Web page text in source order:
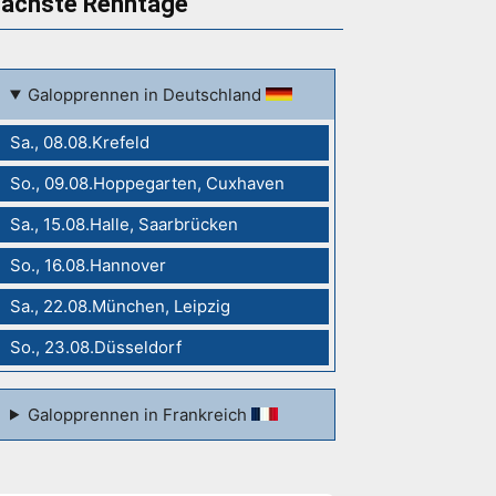
Galopprennen in Deutschland
Sa., 08.08.Krefeld
So., 09.08.Hoppegarten, Cuxhaven
Sa., 15.08.Halle, Saarbrücken
So., 16.08.Hannover
Sa., 22.08.München, Leipzig
So., 23.08.Düsseldorf
Galopprennen in Frankreich